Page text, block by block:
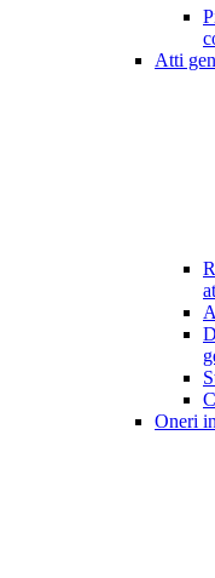
Atti
Oneri